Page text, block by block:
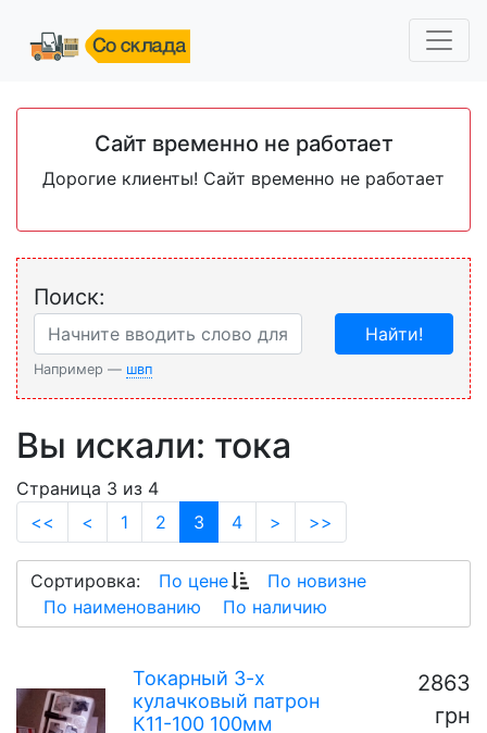
Сайт временно не работает
Дорогие клиенты! Сайт временно не работает
Поиск:
Например — швп
Найти!
Вы искали: тока
Страница 3 из 4
<<
< 1 2 3 (current)
4 > >>
Сортировка: По цене
По новизне
По наименованию
По наличию
Токарный 3-х
кулачковый патрон
К11-100 100мм
2863
грн